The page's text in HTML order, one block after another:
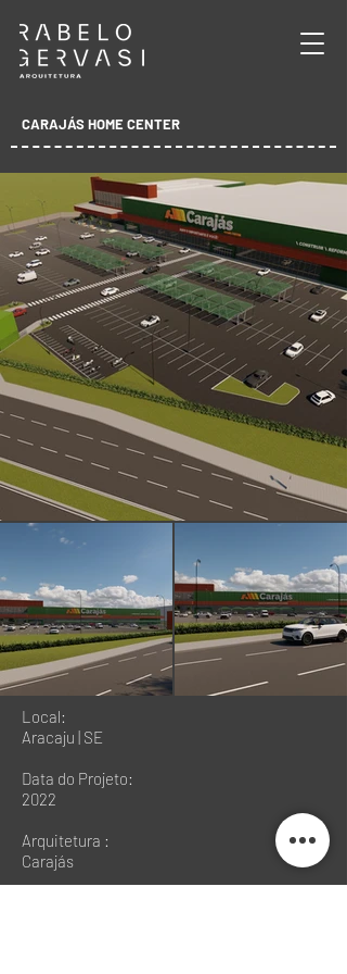
CARAJÁS HOME CENTER
Local:
Aracaju | SE
Data do Projeto:
2022
Arquitetura :
Carajás